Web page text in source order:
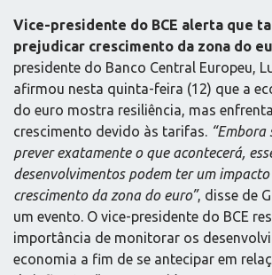
Vice-presidente do BCE alerta que
prejudicar crescimento da zona do
presidente do Banco Central Europeu,
afirmou nesta quinta-feira (12) que a
do euro mostra resiliência, mas
crescimento devido às tarifas.
“Embora
prever exatamente o que acontecerá,
desenvolvimentos podem ter um
crescimento da zona do euro”, disse de
um evento. O vice-presidente do BCE
importância de monitorar os
economia a fim de se antecipar em